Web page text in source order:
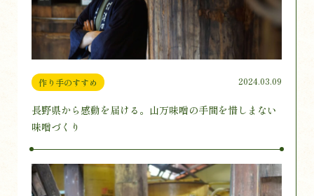
作り手のすすめ 2024.03.09
長野県から感動を届ける。山万味噌の手間を惜しまない
味噌づくり